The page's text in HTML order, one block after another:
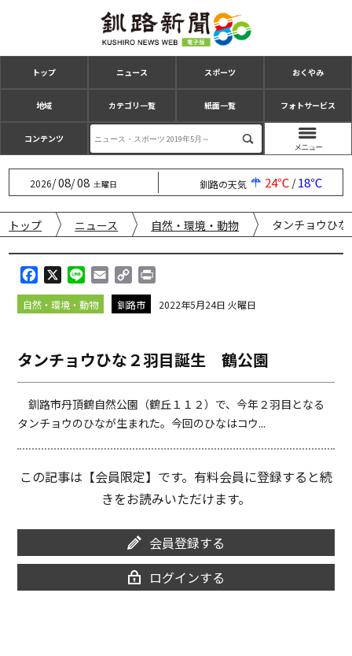
トップ ニュース スポーツ おくやみ
地域 カテゴリ一覧 紙面一覧 フォトサービス
コンテンツ
2026/08/08 土曜日 釧路の天気 24℃/18℃
トップ ニュース 自然・環境・動物 タンチョウひ
a
c
o
o
k
i
n
m
a
o
p
i
n
k
i
自然・環境・動物 釧路市 2022年5月24日 火曜日
タンチョウひな２羽目誕生 鶴公園
釧路市丹頂鶴自然公園（鶴丘１１２）で、今年２羽目となる
タンチョウのひなが生まれた。今回のひなはコウ...
この記事は【会員限定】です。有料会員に登録すると続
きをお読みいただけます。
会員登録する
ログインする